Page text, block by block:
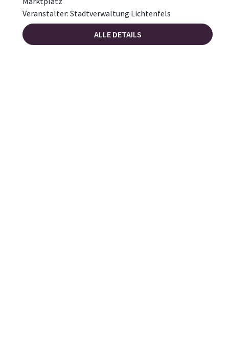
Veranstalter: Stadtverwaltung Lichtenfels
ALLE DETAILS